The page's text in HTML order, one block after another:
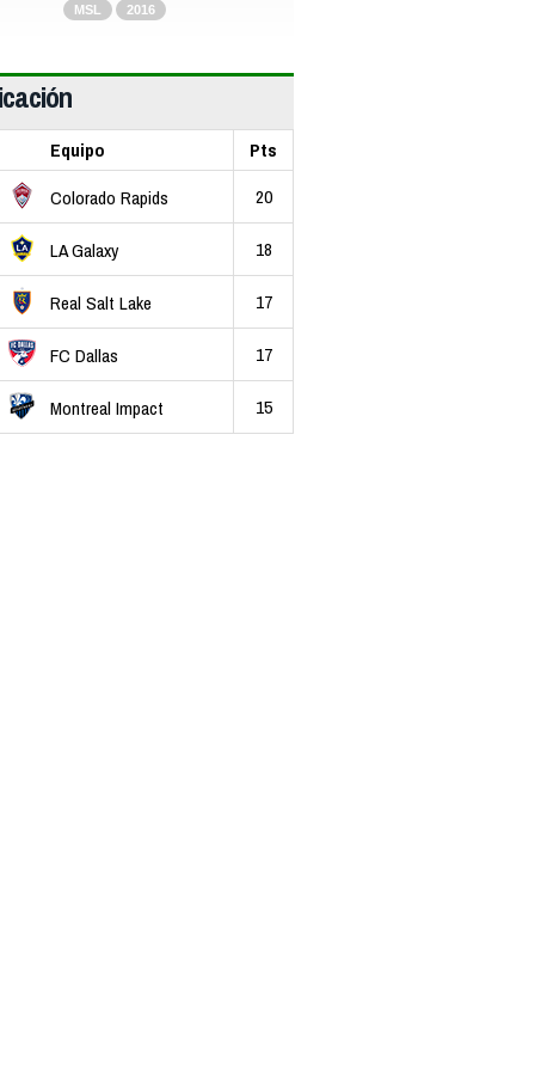
MSL 2016
Equipo
Pts
Colorado Rapids
20
LA Galaxy 18
Real Salt Lake 17
FC Dallas 17
Montreal Impact 15